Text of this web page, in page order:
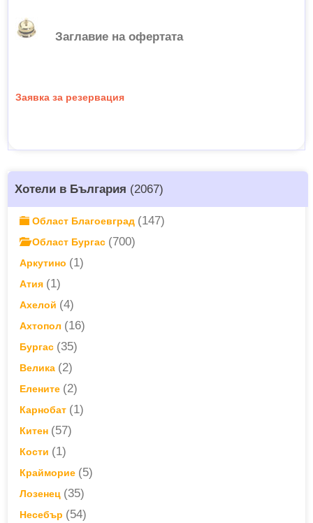
Хотели в България (2067)
Област Благоевград (147)
Област Бургас (700)
Аркутино (1)
Атия (1)
Ахелой (4)
Ахтопол (16)
Бургас (35)
Велика (2)
Елените (2)
Карнобат (1)
Китен (57)
Кости (1)
Крайморие (5)
Лозенец (35)
Несебър (54)
Заглавие на офертата
Заявка за резервация